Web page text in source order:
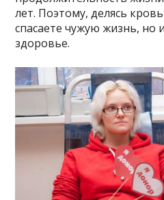
лет. Поэтому, делясь
спасаете чужую жизнь, но
здоровье.